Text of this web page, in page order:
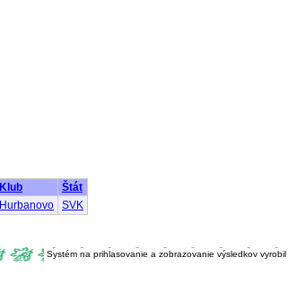
Klub
Štát
Hurbanovo SVK
Systém na prihlasovanie a zobrazovanie výsledkov